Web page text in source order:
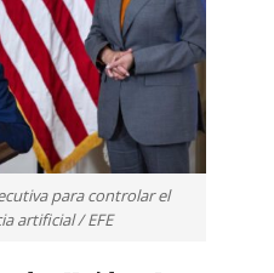
para controlar el
artificial / EFE